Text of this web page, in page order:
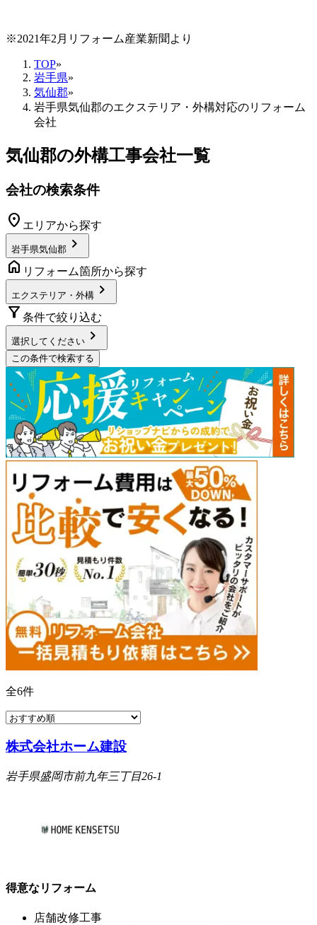
※2021年2月リフォーム産業新聞より
TOP»
岩手県»
気仙郡»
岩手県気仙郡のエクステリア・外構対応のリフォーム
会社
気仙郡の外構工事会社一覧
会社の検索条件
location_on エリアから探す
岩手県気仙郡 chevron_right
home リフォーム箇所から探す
エクステリア・外構 chevron_right
filter_alt 条件で絞り込む
選択してください chevron_right
この条件で検索する
全6件
株式会社ホーム建設
岩手県盛岡市前九年三丁目26-1
得意なリフォーム
店舗改修工事